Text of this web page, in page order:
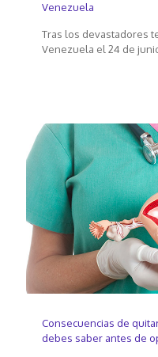
Venezuela
Tras los devastadores
Venezuela el 24 de
Consecuencias de
debes saber antes de